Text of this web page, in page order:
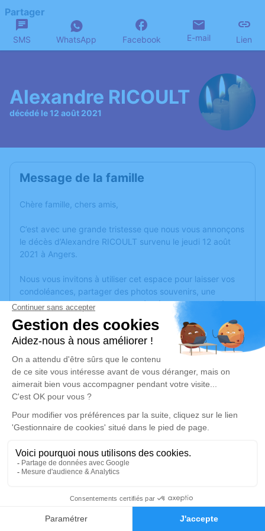
Faire-part Hommages
Partager
SMS WhatsApp Facebook E-mail Lien
Alexandre RICOULT
décédé le 12 août 2021
Message de la famille
Chère famille, chers amis,
C’est avec une grande tristesse que nous vous annonçons
le décès d’Alexandre RICOULT survenu le jeudi 12 août
2021 à Angers.
Nous vous invitons à utiliser cet espace pour laisser vos
condoléances, partager des photos souvenirs, une
anecdote ou exprimer vos pensées à travers des poèmes
ou des textes. Cet endroit est un lieu d'expression dédié à
honorer la mémoire d’Alexandre RICOULT.
Un service de plantation d’arbre hommage estdisponible
lundi 16 août 2021 à 14h30
Eglise Sainte-Marie Belle-Beille d'Angers
49000 Angers
Je rends hommage